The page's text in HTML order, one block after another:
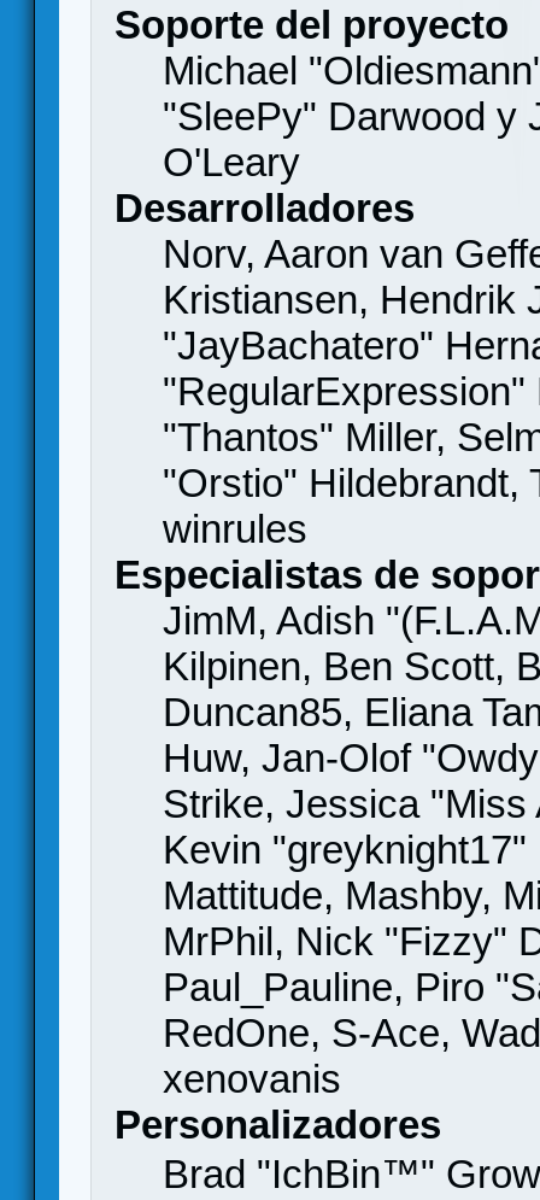
Soporte del proyecto
Michael
"SleePy" Darwood y
O'Leary
Desarrolladores
Norv, Aaron van
Kristiansen, Hendrik
"JayBachatero"
"Thantos" Miller,
"Orstio" Hildebrandt,
winrules
Especialistas de
JimM, Adish
Kilpinen, Ben Scott,
Duncan85, Eliana
Huw, Jan-Olof
Strike, Jessica
Kevin
Mattitude, Mashby,
MrPhil, Nick "Fizzy"
Paul_Pauline, Piro
RedOne, S-Ace,
xenovanis
Personalizadores
Brad "IchBin™"